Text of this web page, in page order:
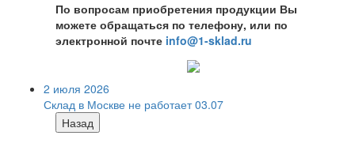
По вопросам приобретения продукции Вы
можете обращаться по телефону, или по
электронной почте info@1-sklad.ru
2 июля 2026
Склад в Москве не работает 03.07
Назад